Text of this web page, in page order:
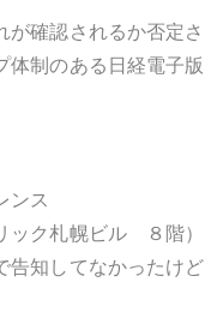
確認されるか否定
制のある日経電子
ンス
ク札幌ビル ８階）
知してなかったけ